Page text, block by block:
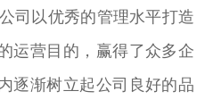
运营目的，赢得了众多企
逐渐树立起公司良好的品